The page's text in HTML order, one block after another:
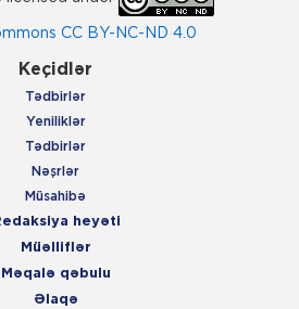
CC BY-NC-ND 4.0
Keçidlər
Tədbirlər
Yeniliklər
Tədbirlər
Nəşrlər
Müsahibə
heyəti
Müəlliflər
Məqalə qəbulu
Əlaqə